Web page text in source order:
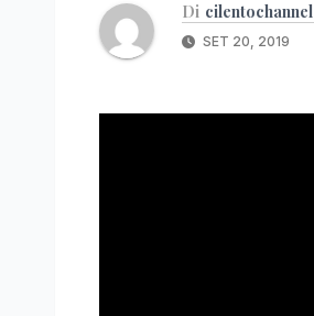
Di cilentochannel
SET 20, 2019